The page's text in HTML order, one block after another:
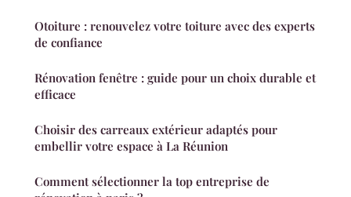
Otoiture : renouvelez votre toiture avec des experts
de confiance
Rénovation fenêtre : guide pour un choix durable et
efficace
Choisir des carreaux extérieur adaptés pour
embellir votre espace à La Réunion
Comment sélectionner la top entreprise de